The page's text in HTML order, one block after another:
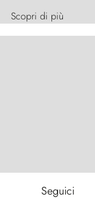
Scopri di più
Seguici